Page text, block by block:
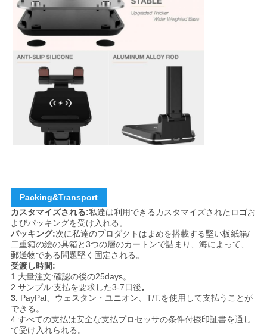
Packing&Transport
カスタマイズされる:私達は利用できるカスタマイズされたロゴお
よびパッキングを受け入れる。
パッキング:次に私達のプロダクトはまめを搭載する堅い板紙箱/
二重箱の絵の具箱と3つの層のカートンで詰まり、海によって、
郵送物である問題堅く固定される。
受渡し時間:
1.大量注文:確認の後の25days。
2.サンプル:支払を要求した3-7日後。
3. PayPal、ウェスタン・ユニオン、T/T.を使用して支払うことが
できる。
4.すべての支払は安全な支払プロセッサの条件付捺印証書を通し
て受け入れられる。